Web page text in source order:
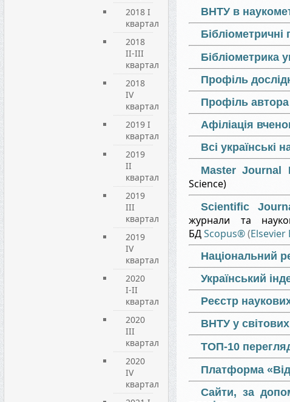
2018 I
квартал
2018
II-III
квартал
2018
IV
квартал
2019 I
квартал
2019
ІI
квартал
2019
ІIІ
квартал
2019
IV
квартал
2020
I-II
квартал
2020
III
квартал
2020
IV
квартал
ВНТУ в
Бібліометрика
Профіль
Профіль автора
Афіліація
Всі українські
Master Journal
Science)
Scientific
журнали та
БДScopus®(Elsevier
Національний
Український
Реєстр
ВНТУ у
ТОП-10
Платформа
Сайти, за